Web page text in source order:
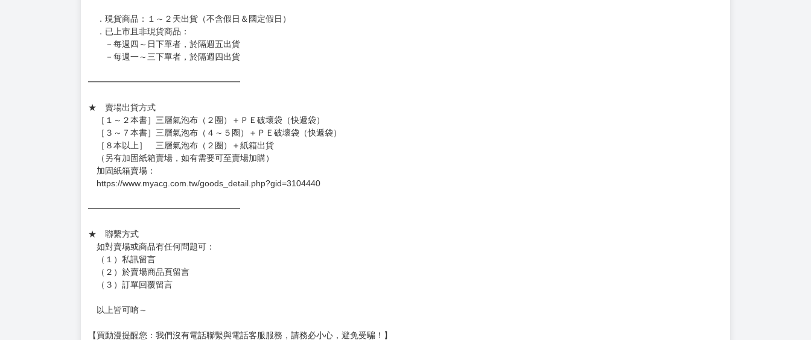
．現貨商品：１～２天出貨（不含假日＆國定假日）
．已上市且非現貨商品：
－每週四～日下單者，於隔週五出貨
－每週一～三下單者，於隔週四出貨
━━━━━━━━━━━━━━━━━━
★ 賣場出貨方式
［１～２本書］三層氣泡布（２圈）＋ＰＥ破壞袋（快遞袋）
［３～７本書］三層氣泡布（４～５圈）＋ＰＥ破壞袋（快遞袋）
［８本以上］ 三層氣泡布（２圈）＋紙箱出貨
（另有加固紙箱賣場，如有需要可至賣場加購）
加固紙箱賣場：
https://www.myacg.com.tw/goods_detail.php?gid=3104440
━━━━━━━━━━━━━━━━━━
★ 聯繫方式
如對賣場或商品有任何問題可：
（１）私訊留言
（２）於賣場商品頁留言
（３）訂單回覆留言
以上皆可唷～
【買動漫提醒您：我們沒有電話聯繫與電話客服服務，請務必小心，避免受騙！】